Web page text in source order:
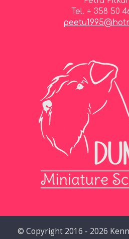
Tel. + 358 50
© Copyright 2016 - 2026